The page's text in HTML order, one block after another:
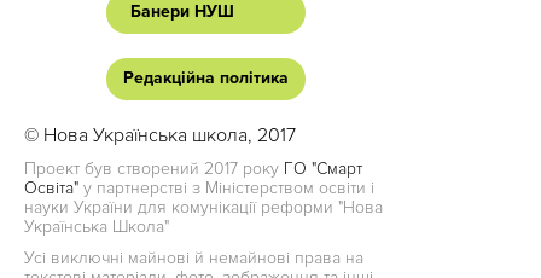
Банери НУШ
Редакційна політика
© Нова Українська школа, 2017
Проект був створений 2017 року ГО "Смарт
Освіта" у партнерстві з Міністерством освіти і
науки України для комунікації реформи "Нова
Українська Школа"
Усі виключні майнові й немайнові права на